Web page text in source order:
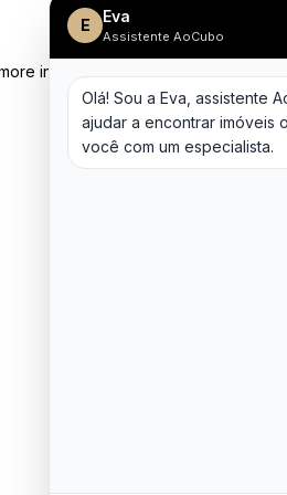
information)
E Eva
Assistente AoCubo
Olá! Sou a Eva, assistente
ajudar a encontrar imóveis
você com um especialista.